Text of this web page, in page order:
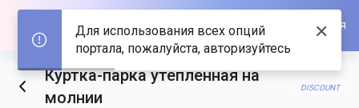
Войти/Зарегистрироваться
Куртка-парка утепленная на
молнии
DISCOUNT
Для использования всех опций
портала, пожалуйста, авторизуйтесь
✕